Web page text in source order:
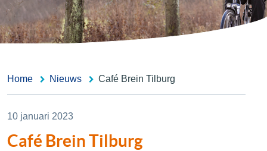
Home Nieuws Café Brein Tilburg
10 januari 2023
Café Brein Tilburg